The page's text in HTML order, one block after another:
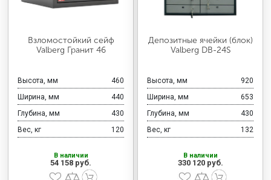
МЕДИЦИНСКАЯ МЕБЕЛЬ
СИСТЕМЫ ХРАНЕНИЯ
ОФИСНАЯ МЕБЕЛЬ
МЕБЕЛЬ ДЛЯ ДОМА
Взломостойкий сейф
Valberg Гранит 46
Высота, мм
460
Ширина, мм
440
Глубина, мм
430
Вес, кг
120
В наличии
54 158 руб.
Депозитные ячейки (блок)
Valberg DB-24S
Высота, мм
920
Ширина, мм
653
Глубина, мм
430
Вес, кг
132
В наличии
330 120 руб.